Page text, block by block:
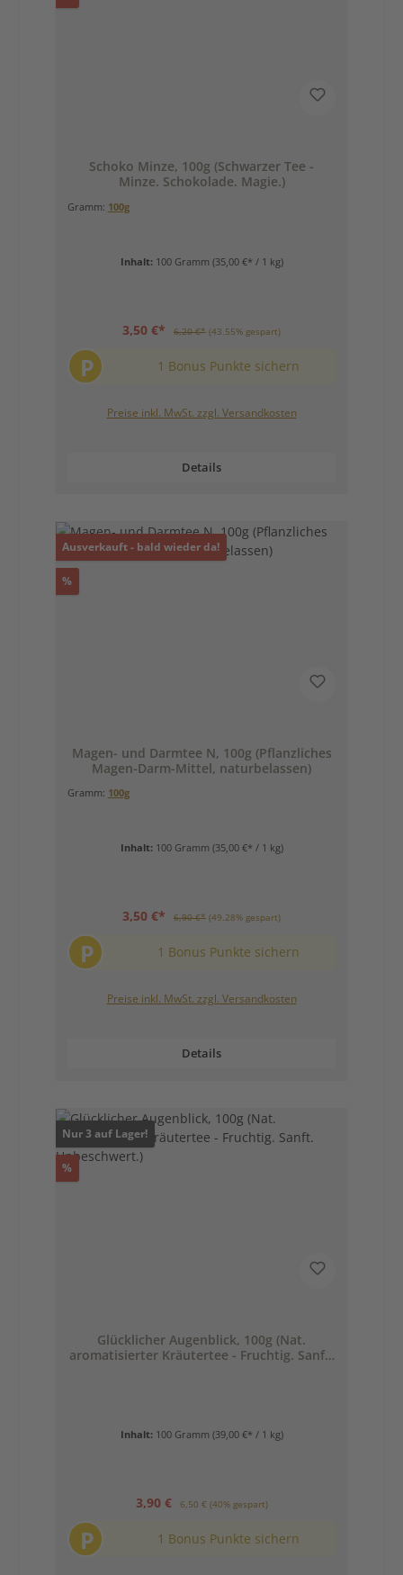
Schoko Minze, 100g (Schwarzer Tee -
Minze. Schokolade. Magie.)
Gramm: 100g
Inhalt: 100 Gramm (35,00 €* / 1 kg)
3,50 €* 6,20 €* (43.55% gespart)
P 1 Bonus Punkte sichern
Preise inkl. MwSt. zzgl. Versandkosten
Details
Ausverkauft - bald wieder da!
%Rabatt
Magen- und Darmtee N, 100g (Pflanzliches
Magen-Darm-Mittel, naturbelassen)
Gramm: 100g
Inhalt: 100 Gramm (35,00 €* / 1 kg)
3,50 €* 6,90 €* (49.28% gespart)
P 1 Bonus Punkte sichern
Preise inkl. MwSt. zzgl. Versandkosten
Details
Nur 3 auf Lager!
%Rabatt
Glücklicher Augenblick, 100g (Nat.
aromatisierter Kräutertee - Fruchtig. Sanft.
Inhalt: 100 Gramm (39,00 €* / 1 kg)
Verkaufspreis:
3,90 € Regulärer Preis:
6,50 € (40% gespart)
P 1 Bonus Punkte sichern